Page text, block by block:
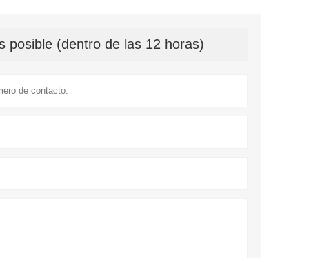
posible (dentro de las 12 horas)